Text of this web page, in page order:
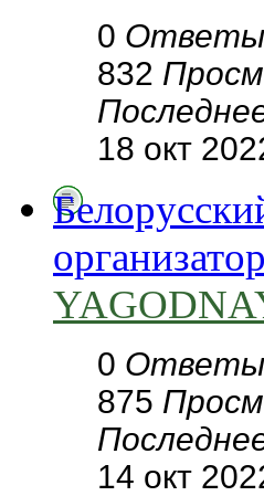
0 Ответы
832
18 окт
0 Ответы
875
14 окт